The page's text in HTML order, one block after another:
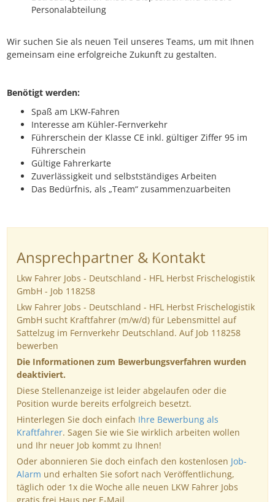
Personalabteilung
Wir suchen Sie als neuen Teil unseres Teams, um mit Ihnen
gemeinsam eine erfolgreiche Zukunft zu gestalten.
Benötigt werden:
Spaß am LKW-Fahren
Interesse am Kühler-Fernverkehr
Führerschein der Klasse CE inkl. gültiger Ziffer 95 im
Führerschein
Gültige Fahrerkarte
Zuverlässigkeit und selbstständiges Arbeiten
Das Bedürfnis, als „Team“ zusammenzuarbeiten
Ansprechpartner & Kontakt
Lkw Fahrer Jobs - Deutschland - HFL Herbst Frischelogistik
GmbH - Job 118258
Lkw Fahrer Jobs - Deutschland - HFL Herbst Frischelogistik
GmbH sucht Kraftfahrer (m/w/d) für Lebensmittel auf
Sattelzug im Fernverkehr Deutschland. Auf Job 118258
bewerben
Die Informationen zum Bewerbungsverfahren wurden
deaktiviert.
Diese Stellenanzeige ist leider abgelaufen oder die
Position wurde bereits erfolgreich besetzt.
Hinterlegen Sie doch einfach Ihre Bewerbung als
Kraftfahrer. Sagen Sie wie Sie wirklich arbeiten wollen
und Ihr neuer Job kommt zu Ihnen!
Oder abonnieren Sie doch einfach den kostenlosen Job-
Alarm und erhalten Sie sofort nach Veröffentlichung,
täglich oder 1x die Woche alle neuen LKW Fahrer Jobs